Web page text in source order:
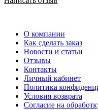
О компании
Как сделать заказ
Новости и статьи
Отзывы
Контакты
Личный кабинет
Политика
Условия возврата
Согласие на